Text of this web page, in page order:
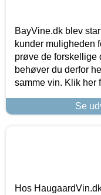
BayVine.dk blev
kunder muligheden
prøve de forskellige
behøver du derfor
samme vin. Klik her
Se
Hos